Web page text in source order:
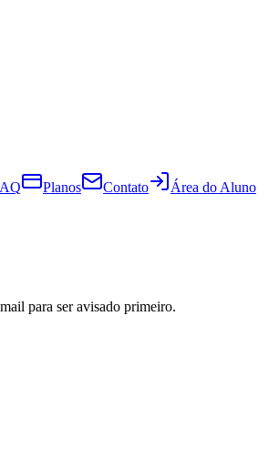
Planos Contato Área do Aluno
para ser avisado primeiro.